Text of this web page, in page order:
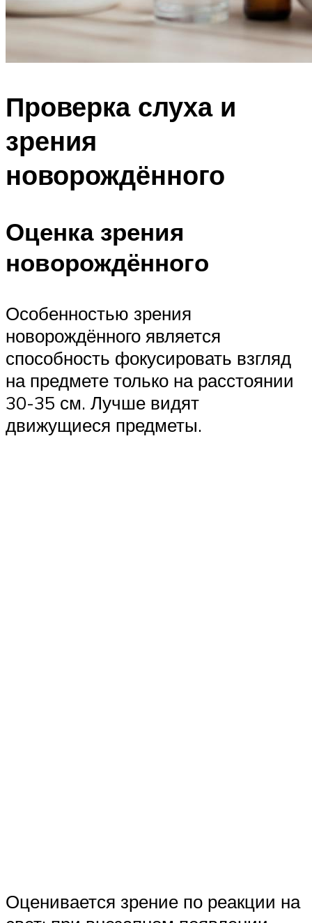
Проверка слуха и
зрения
новорождённого
Оценка зрения
новорождённого
Особенностью зрения
новорождённого является
способность фокусировать взгляд
на предмете только на расстоянии
30-35 см. Лучше видят
движущиеся предметы.
Оценивается зрение по реакции на